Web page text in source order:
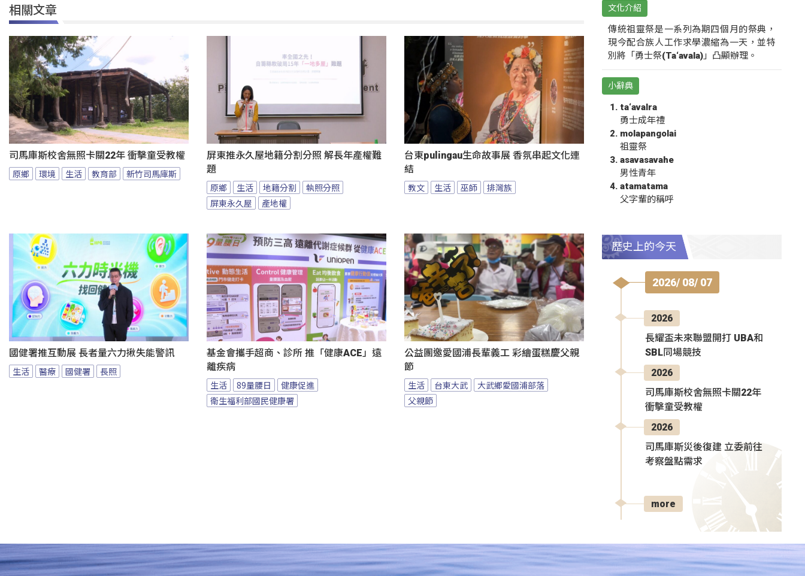
相關文章
司馬庫斯校舍無照卡關22年 衝擊童受教權
原鄉 環境 生活 教育部 新竹司馬庫斯
屏東推永久屋地籍分割分照 解長年產權難
題
原鄉 生活 地籍分割
執照分照
屏東永久屋
產地權
台東pulingau生命故事展 香氛串起文化連
結
教文 生活 巫師 排灣族
國健署推互動展 長者量六力揪失能警訊
生活 醫療 國健署 長照
基金會攜手超商、診所 推「健康ACE」遠
離疾病
生活 89量腰日
健康促進
衛生福利部國民健康署
公益團邀愛國浦長輩義工 彩繪蛋糕慶父親
節
生活 台東大武
大武鄉愛國浦部落
父親節
文化介紹
傳統祖靈祭是一系列為期四個月的祭典，
現今配合族人工作求學濃縮為一天，並特
別將「勇士祭(Ta‘avala)」凸顯辦理。
小辭典
ta‘avalra
勇士成年禮
molapangolai
祖靈祭
asavasavahe
男性青年
atamatama
父字輩的稱呼
歷史上的今天
2026/ 08/ 07
2026
長耀盃未來聯盟開打 UBA和
SBL同場競技
2026
司馬庫斯校舍無照卡關22年
衝擊童受教權
2026
司馬庫斯災後復建 立委前往
考察盤點需求
more